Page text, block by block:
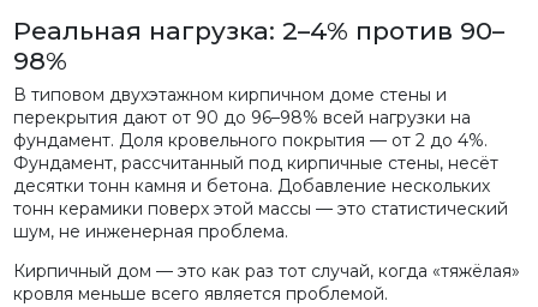
Реальная нагрузка: 2–4% против 90–
98%
В типовом двухэтажном кирпичном доме стены и
перекрытия дают от 90 до 96–98% всей нагрузки на
фундамент. Доля кровельного покрытия — от 2 до 4%.
Фундамент, рассчитанный под кирпичные стены, несёт
десятки тонн камня и бетона. Добавление нескольких
тонн керамики поверх этой массы — это статистический
шум, не инженерная проблема.
Кирпичный дом — это как раз тот случай, когда «тяжёлая»
кровля меньше всего является проблемой.